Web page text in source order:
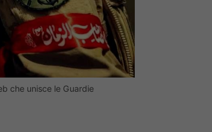
che unisce le Guardie